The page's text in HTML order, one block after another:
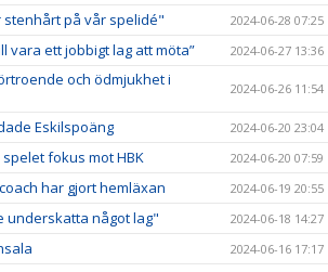
stenhårt på vår spelidé" 2024-06-28 07:25
vara ett jobbigt lag att möta” 2024-06-27 13:36
och ödmjukhet i
2024-06-26 11:54
Eskilspoäng 2024-06-20 23:04
fokus mot HBK 2024-06-20 07:59
har gjort hemläxan 2024-06-19 20:55
underskatta något lag" 2024-06-18 14:27
2024-06-16 17:17